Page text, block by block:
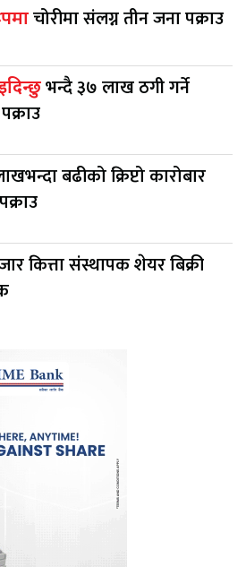
चोरीमा संलग्न तीन जना पक्राउ
भन्दै ३७ लाख ठगी गर्ने
बढीको क्रिप्टो कारोबार
कित्ता संस्थापक शेयर बिक्री